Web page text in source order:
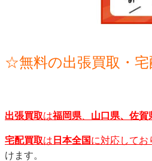
☆無料の出張買取・宅
出張買取は福岡県 山口県、佐賀
宅配買取は 日本全国に対応してお
けます。